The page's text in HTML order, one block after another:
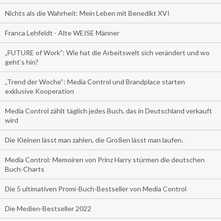
Nichts als die Wahrheit: Mein Leben mit Benedikt XVI
Franca Lehfeldt - Alte WEISE Männer
„FUTURE of Work”: Wie hat die Arbeitswelt sich verändert und wo
geht’s hin?
„Trend der Woche“: Media Control und Brandplace starten
exklusive Kooperation
Media Control zählt täglich jedes Buch, das in Deutschland verkauft
wird
Die Kleinen lässt man zahlen, die Großen lässt man laufen.
Media Control: Memoiren von Prinz Harry stürmen die deutschen
Buch-Charts
Die 5 ultimativen Promi-Buch-Bestseller von Media Control
Die Medien-Bestseller 2022